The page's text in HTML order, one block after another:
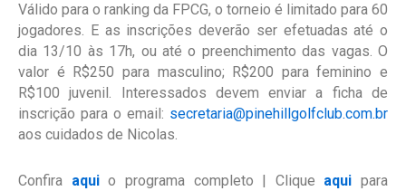
Válido para o ranking da FPCG, o torneio é limitado para 60
jogadores. E as inscrições deverão ser efetuadas até o
dia 13/10 às 17h, ou até o preenchimento das vagas. O
valor é R$250 para masculino; R$200 para feminino e
R$100 juvenil. Interessados devem enviar a ficha de
inscrição para o email: secretaria@pinehillgolfclub.com.br
aos cuidados de Nicolas.
Confira aquio programa completo | Clique aqui para